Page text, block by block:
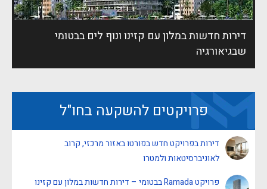
דירות חדשות במלון עם קזינו ונוף לים בבטומי
שבגיאורגיה
פרויקטים להשקעה בחו"ל
דירות בפרויקט חדש בפורטו באזור מרכזי, קרוב
לאוניברסיטאות ולמטרו
פרויקט Ramada בבטומי – דירות חדשות במלון עם קזינו